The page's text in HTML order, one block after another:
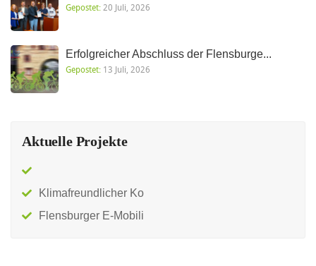
Gepostet: 20 Juli, 2026
Erfolgreicher Abschluss der Flensburge...
Gepostet: 13 Juli, 2026
Aktuelle Projekte
Klimafreundlicher Ko
Flensburger E-Mobili